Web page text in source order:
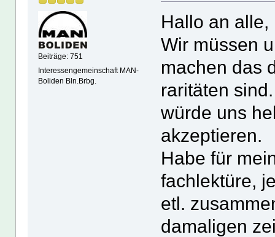
Beiträge: 751
Interessengemeinschaft MAN-
Boliden Bln.Brbg.
Hallo an alle,
Wir müssen
machen das
raritäten
würde uns
akzeptieren.
Habe für
fachlektüre,
etl.
damaligen